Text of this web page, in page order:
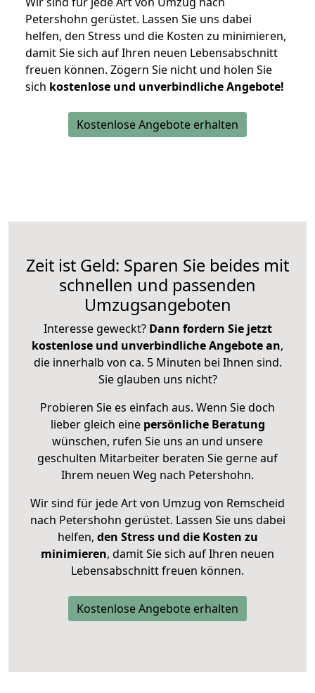
Petershohn gerüstet. Lassen Sie uns dabei
helfen, den Stress und die Kosten zu minimieren,
damit Sie sich auf Ihren neuen Lebensabschnitt
freuen können. Zögern Sie nicht und holen Sie
sich kostenlose und unverbindliche Angebote!
Kostenlose Angebote erhalten
Zeit ist Geld: Sparen Sie beides mit
schnellen und passenden
Umzugsangeboten
Interesse geweckt? Dann fordern Sie jetzt
kostenlose und unverbindliche Angebote an,
die innerhalb von ca. 5 Minuten bei Ihnen sind.
Sie glauben uns nicht?
Probieren Sie es einfach aus. Wenn Sie doch
lieber gleich eine persönliche Beratung
wünschen, rufen Sie uns an und unsere
geschulten Mitarbeiter beraten Sie gerne auf
Ihrem neuen Weg nach Petershohn.
Wir sind für jede Art von Umzug von Remscheid
nach Petershohn gerüstet. Lassen Sie uns dabei
helfen, den Stress und die Kosten zu
minimieren, damit Sie sich auf Ihren neuen
Lebensabschnitt freuen können.
Kostenlose Angebote erhalten